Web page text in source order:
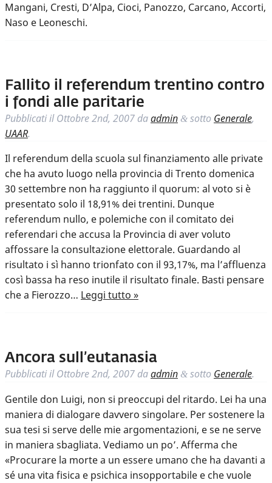
Mangani, Cresti, D’Alpa, Cioci, Panozzo, Carcano, Accorti,
Naso e Leoneschi.
Fallito il referendum trentino contro
i fondi alle paritarie
Pubblicati ilOttobre 2nd, 2007 daadmin & sotto Generale,
UAAR.
Il referendum della scuola sul finanziamento alle private
che ha avuto luogo nella provincia di Trento domenica
30 settembre non ha raggiunto il quorum: al voto si è
presentato solo il 18,91% dei trentini. Dunque
referendum nullo, e polemiche con il comitato dei
referendari che accusa la Provincia di aver voluto
affossare la consultazione elettorale. Guardando al
risultato i sì hanno trionfato con il 93,17%, ma l’affluenza
così bassa ha reso inutile il risultato finale. Basti pensare
che a Fierozzo… Leggi tutto »
Ancora sull’eutanasia
Pubblicati ilOttobre 2nd, 2007 daadmin & sotto Generale.
Gentile don Luigi, non si preoccupi del ritardo. Lei ha una
maniera di dialogare davvero singolare. Per sostenere la
sua tesi si serve delle mie argomentazioni, e se ne serve
in maniera sbagliata. Vediamo un po’. Afferma che
«Procurare la morte a un essere umano che ha davanti a
sé una vita fisica e psichica insopportabile e che vuole